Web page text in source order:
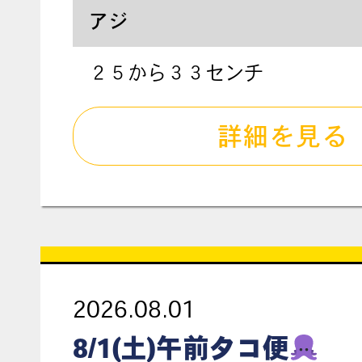
アジ
２５から３３センチ
詳細を見る
2026.08.01
8/1(土)午前タコ便